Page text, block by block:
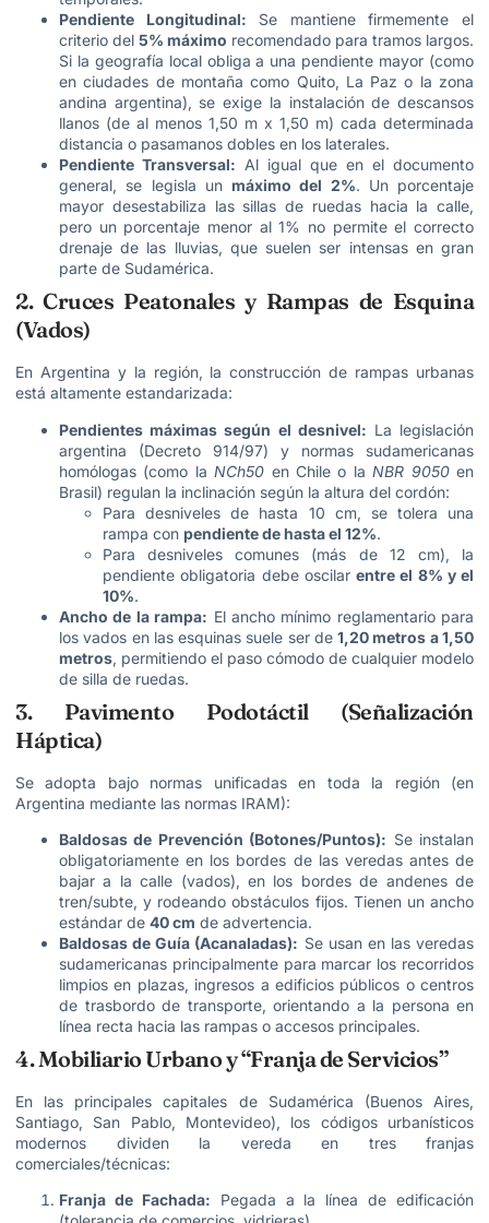
Pendiente Longitudinal: Se mantiene firmemente el
criterio del 5% máximo recomendado para tramos largos.
Si la geografía local obliga a una pendiente mayor (como
en ciudades de montaña como Quito, La Paz o la zona
andina argentina), se exige la instalación de descansos
llanos (de al menos 1,50 m x 1,50 m) cada determinada
distancia o pasamanos dobles en los laterales.
Pendiente Transversal: Al igual que en el documento
general, se legisla un máximo del 2%. Un porcentaje
mayor desestabiliza las sillas de ruedas hacia la calle,
pero un porcentaje menor al 1% no permite el correcto
drenaje de las lluvias, que suelen ser intensas en gran
parte de Sudamérica.
2. Cruces Peatonales y Rampas de Esquina
(Vados)
En Argentina y la región, la construcción de rampas urbanas
está altamente estandarizada:
Pendientes máximas según el desnivel: La legislación
argentina (Decreto 914/97) y normas sudamericanas
homólogas (como laNCh50 en Chile o laNBR 9050en
Brasil) regulan la inclinación según la altura del cordón:
Para desniveles de hasta 10 cm, se tolera una
rampa con pendiente de hasta el 12%.
Para desniveles comunes (más de 12 cm), la
pendiente obligatoria debe oscilar entre el 8% y el
10%.
Ancho de la rampa: El ancho mínimo reglamentario para
los vados en las esquinas suele ser de1,20 metros a 1,50
metros, permitiendo el paso cómodo de cualquier modelo
de silla de ruedas.
3. Pavimento Podotáctil (Señalización
Háptica)
Se adopta bajo normas unificadas en toda la región (en
Argentina mediante las normas IRAM):
Baldosas de Prevención (Botones/Puntos): Se instalan
obligatoriamente en los bordes de las veredas antes de
bajar a la calle (vados), en los bordes de andenes de
tren/subte, y rodeando obstáculos fijos. Tienen un ancho
estándar de 40 cm de advertencia.
Baldosas de Guía (Acanaladas): Se usan en las veredas
sudamericanas principalmente para marcar los recorridos
limpios en plazas, ingresos a edificios públicos o centros
de trasbordo de transporte, orientando a la persona en
línea recta hacia las rampas o accesos principales.
4. Mobiliario Urbano y “Franja de Servicios”
En las principales capitales de Sudamérica (Buenos Aires,
Santiago, San Pablo, Montevideo), los códigos urbanísticos
modernos dividen la vereda en tres franjas
comerciales/técnicas:
Franja de Fachada: Pegada a la línea de edificación